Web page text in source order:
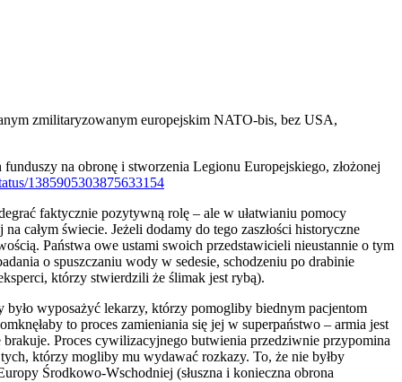
zmilitaryzowanym europejskim NATO-bis, bez USA,
na obronę i stworzenia Legionu Europejskiego, złożonej
1385905303875633154
faktycznie pozytywną rolę – ale w ułatwianiu pomocy
całym świecie. Jeżeli dodamy do tego zaszłości historyczne
Państwa owe ustami swoich przedstawicieli nieustannie o tym
o spuszczaniu wody w sedesie, schodzeniu po drabinie
którzy stwierdzili że ślimak jest rybą).
wyposażyć lekarzy, którzy pomogliby biednym pacjentom
to proces zamieniania się jej w superpaństwo – armia jest
Proces cywilizacyjnego butwienia przedziwnie przypomina
którzy mogliby mu wydawać rozkazy. To, że nie byłby
Środkowo-Wschodniej (słuszna i konieczna obrona